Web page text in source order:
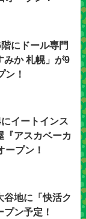
にドール専門
みか 札幌」が9
ン！
にイートインス
『アスカベーカ
ープン！
谷地に「快活ク
ン予定！